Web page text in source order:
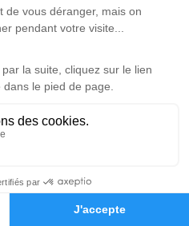
Hommages
hommage est
Je rends hommage
Vie